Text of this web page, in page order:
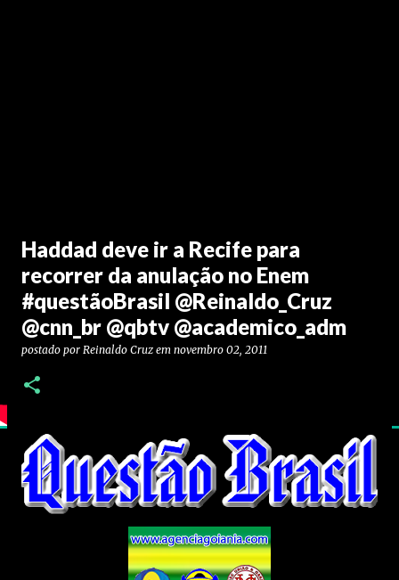
Haddad deve ir a Recife para
recorrer da anulação no Enem
#questãoBrasil @Reinaldo_Cruz
@cnn_br @qbtv @academico_adm
postado por Reinaldo Cruz em novembro 02, 2011